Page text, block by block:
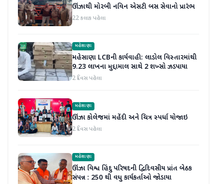
ઊંઝાથી મોરબી નવિન એસટી બસ સેવાનો પ્રારંભ
22 કલાક પહેલા
મહેસાણા
મહેસાણા LCBની કાર્યવાહી: લાડોલ વિસ્તારમાંથી
9.23 લાખના મુદ્દામાલ સાથે 2 શખ્સો ઝડપાયા
2 દિવસ પહેલા
મહેસાણા
ઊંઝા કોલેજમાં મહેંદી અને ચિત્ર સ્પર્ધા યોજાઇ
2 દિવસ પહેલા
મહેસાણા
ઊંઝા વિશ્વ હિંદુ પરિષદની દ્વિદિવસીય પ્રાંત બેઠક
સંપન્ન : 250 થી વધુ કાર્યકર્તાઓ જોડાયા